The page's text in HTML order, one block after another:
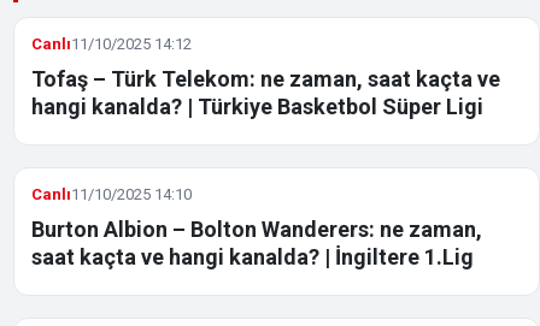
Canlı11/10/2025 14:12
Tofaş – Türk Telekom: ne zaman, saat kaçta ve
hangi kanalda? | Türkiye Basketbol Süper Ligi
Canlı11/10/2025 14:10
Burton Albion – Bolton Wanderers: ne zaman,
saat kaçta ve hangi kanalda? | İngiltere 1.Lig